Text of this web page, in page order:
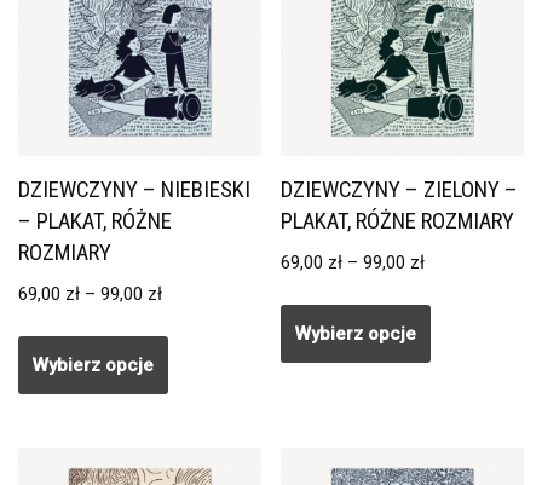
DZIEWCZYNY – NIEBIESKI
– PLAKAT, RÓŻNE
ROZMIARY
69,00 zł – 99,00 zł
Wybierz opcje
DZIEWCZYNY – ZIELONY –
PLAKAT, RÓŻNE ROZMIARY
69,00 zł – 99,00 zł
Wybierz opcje